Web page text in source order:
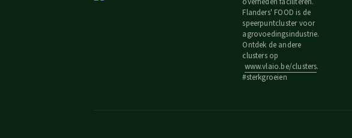
Flanders' FOOD is de
speerpuntcluster voor
agrovoedingsindustrie.
Ontdek de andere
clusters op
www.vlaio.be/clusters.
#sterkgroeien